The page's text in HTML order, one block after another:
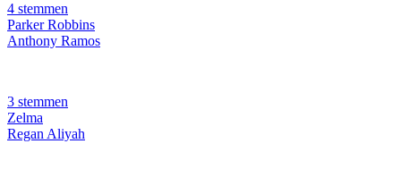
4 stemmen
Parker Robbins
Anthony Ramos
3 stemmen
Zelma
Regan Aliyah